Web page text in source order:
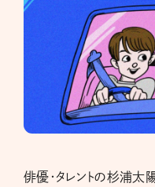
俳優・タレントの杉浦太